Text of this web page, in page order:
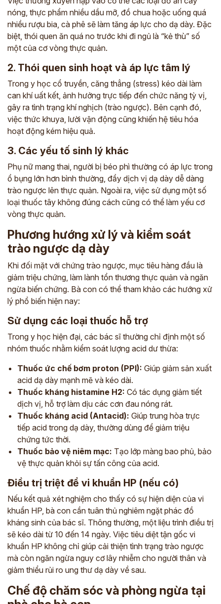
nóng, thực phẩm nhiều dầu mỡ, đồ chua hoặc uống quá
nhiều rượu bia, cà phê sẽ làm tăng áp lực cho dạ dày. Đặc
biệt, thói quen ăn quá no trước khi đi ngủ là “kẻ thù” số
một của cơ vòng thực quản.
2. Thói quen sinh hoạt và áp lực tâm lý
Trong y học cổ truyền, căng thẳng (stress) kéo dài làm
can khí uất kết, ảnh hưởng trực tiếp đến chức năng tỳ vị,
gây ra tình trạng khí nghịch (trào ngược). Bên cạnh đó,
việc thức khuya, lười vận động cũng khiến hệ tiêu hóa
hoạt động kém hiệu quả.
3. Các yếu tố sinh lý khác
Phụ nữ mang thai, người bị béo phì thường có áp lực trong
ổ bụng lớn hơn bình thường, đẩy dịch vị dạ dày dễ dàng
trào ngược lên thực quản. Ngoài ra, việc sử dụng một số
loại thuốc tây không đúng cách cũng có thể làm yếu cơ
vòng thực quản.
Phương hướng xử lý và kiểm soát
trào ngược dạ dày
Khi đối mặt với chứng trào ngược, mục tiêu hàng đầu là
giảm triệu chứng, làm lành tổn thương thực quản và ngăn
ngừa biến chứng. Bà con có thể tham khảo các hướng xử
lý phổ biến hiện nay:
Sử dụng các loại thuốc hỗ trợ
Trong y học hiện đại, các bác sĩ thường chỉ định một số
nhóm thuốc nhằm kiểm soát lượng acid dư thừa:
Thuốc ức chế bơm proton (PPI): Giúp giảm sản xuất
acid dạ dày mạnh mẽ và kéo dài.
Thuốc kháng histamine H2: Có tác dụng giảm tiết
dịch vị, hỗ trợ làm dịu các cơn đau nóng rát.
Thuốc kháng acid (Antacid): Giúp trung hòa trực
tiếp acid trong dạ dày, thường dùng để giảm triệu
chứng tức thời.
Thuốc bảo vệ niêm mạc: Tạo lớp màng bao phủ, bảo
vệ thực quản khỏi sự tấn công của acid.
Điều trị triệt để vi khuẩn HP (nếu có)
Nếu kết quả xét nghiệm cho thấy có sự hiện diện của vi
khuẩn HP, bà con cần tuân thủ nghiêm ngặt phác đồ
kháng sinh của bác sĩ. Thông thường, một liệu trình điều trị
sẽ kéo dài từ 10 đến 14 ngày. Việc tiêu diệt tận gốc vi
khuẩn HP không chỉ giúp cải thiện tình trạng trào ngược
mà còn ngăn ngừa nguy cơ lây nhiễm cho người thân và
giảm thiểu rủi ro ung thư dạ dày về sau.
Chế độ chăm sóc và phòng ngừa tại
ĐĂNG KÝ TƯ VẤN
THĂM KHÁM
CÙNG CHUYÊN GIA Y HỌC CỔ TRUYỀN